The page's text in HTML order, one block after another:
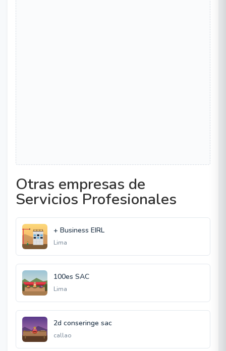
Otras empresas de
Servicios Profesionales
+ Business EIRL
Lima
100es SAC
Lima
2d conseringe sac
callao